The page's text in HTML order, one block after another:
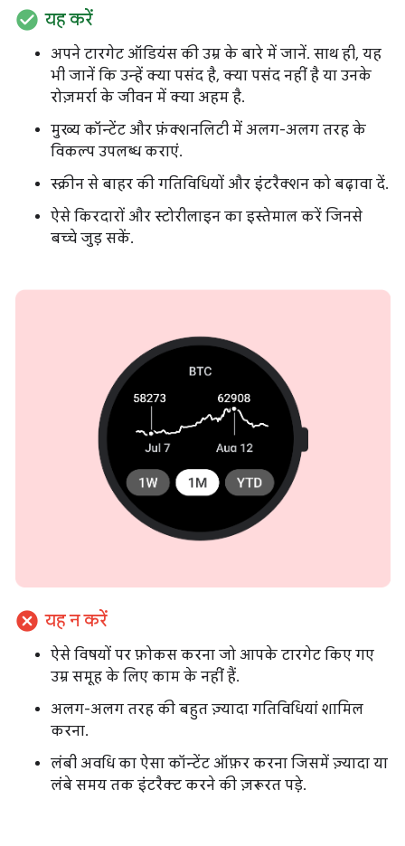
check_circle यह करें
अपने टारगेट ऑडियंस की उम्र के बारे में जानें. साथ ही, यह
भी जानें कि उन्हें क्या पसंद है, क्या पसंद नहीं है या उनके
रोज़मर्रा के जीवन में क्या अहम है.
मुख्य कॉन्टेंट और फ़ंक्शनलिटी में अलग-अलग तरह के
विकल्प उपलब्ध कराएं.
स्क्रीन से बाहर की गतिविधियों और इंटरैक्शन को बढ़ावा दें.
ऐसे किरदारों और स्टोरीलाइन का इस्तेमाल करें जिनसे
बच्चे जुड़ सकें.
cancel यह न करें
ऐसे विषयों पर फ़ोकस करना जो आपके टारगेट किए गए
उम्र समूह के लिए काम के नहीं हैं.
अलग-अलग तरह की बहुत ज़्यादा गतिविधियां शामिल
करना.
लंबी अवधि का ऐसा कॉन्टेंट ऑफ़र करना जिसमें ज़्यादा या
लंबे समय तक इंटरैक्ट करने की ज़रूरत पड़े.